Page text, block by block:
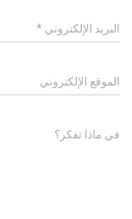
البريد الإلكتروني *
الموقع الإلكتروني
في ماذا تفكر؟